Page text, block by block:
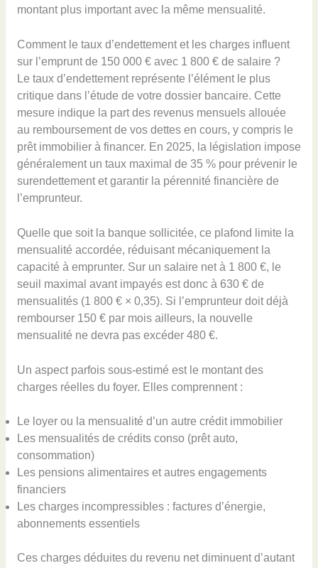
montant plus important avec la même mensualité.
Comment le taux d’endettement et les charges influent
sur l’emprunt de 150 000 € avec 1 800 € de salaire ?
Le taux d’endettement représente l’élément le plus
critique dans l’étude de votre dossier bancaire. Cette
mesure indique la part des revenus mensuels allouée
au remboursement de vos dettes en cours, y compris le
prêt immobilier à financer. En 2025, la législation impose
généralement un taux maximal de 35 % pour prévenir le
surendettement et garantir la pérennité financière de
l’emprunteur.
Quelle que soit la banque sollicitée, ce plafond limite la
mensualité accordée, réduisant mécaniquement la
capacité à emprunter. Sur un salaire net à 1 800 €, le
seuil maximal avant impayés est donc à 630 € de
mensualités (1 800 € × 0,35). Si l’emprunteur doit déjà
rembourser 150 € par mois ailleurs, la nouvelle
mensualité ne devra pas excéder 480 €.
Un aspect parfois sous-estimé est le montant des
charges réelles du foyer. Elles comprennent :
Le loyer ou la mensualité d’un autre crédit immobilier
Les mensualités de crédits conso (prêt auto,
consommation)
Les pensions alimentaires et autres engagements
financiers
Les charges incompressibles : factures d’énergie,
abonnements essentiels
Ces charges déduites du revenu net diminuent d’autant